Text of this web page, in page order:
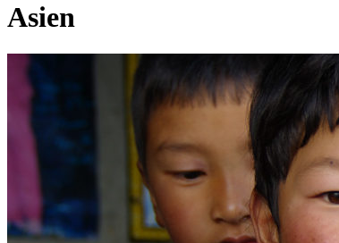
Asien